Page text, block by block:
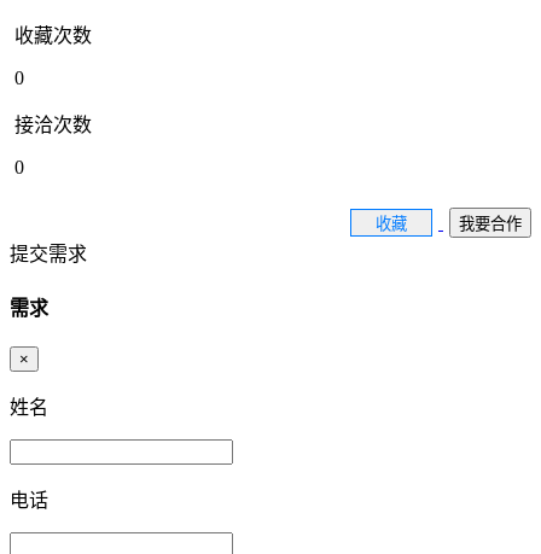
收藏次数
0
接洽次数
0
收藏 我要合作
提交需求
需求
×
姓名
电话